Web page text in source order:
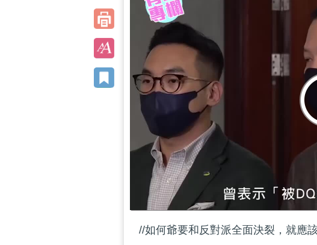
//如何爺要和反對派全面決裂，就應